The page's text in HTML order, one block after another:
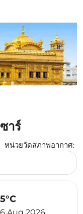
าร์
หน่วยวัดสภาพอากาศ:
Aug 2026